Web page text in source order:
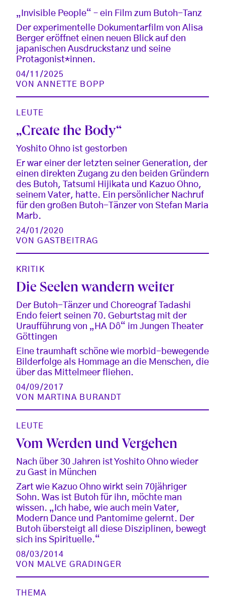
„Invisible People“ – ein Film zum Butoh-Tanz
Der experimentelle Dokumentarfilm von Alisa
Berger eröffnet einen neuen Blick auf den
japanischen Ausdruckstanz und seine
Protagonist*innen.
04/11/2025
VONANNETTE BOPP
LEUTE
„Create the Body“
Yoshito Ohno ist gestorben
Er war einer der letzten seiner Generation, der
einen direkten Zugang zu den beiden Gründern
des Butoh, Tatsumi Hijikata und Kazuo Ohno,
seinem Vater, hatte. Ein persönlicher Nachruf
für den großen Butoh-Tänzer von Stefan Maria
Marb.
24/01/2020
VONGASTBEITRAG
KRITIK
Die Seelen wandern weiter
Der Butoh-Tänzer und Choreograf Tadashi
Endo feiert seinen 70. Geburtstag mit der
Uraufführung von „HA Dô“ im Jungen Theater
Göttingen
Eine traumhaft schöne wie morbid-bewegende
Bilderfolge als Hommage an die Menschen, die
über das Mittelmeer fliehen.
04/09/2017
VON MARTINA BURANDT
LEUTE
Vom Werden und Vergehen
Nach über 30 Jahren ist Yoshito Ohno wieder
zu Gast in München
Zart wie Kazuo Ohno wirkt sein 70jähriger
Sohn. Was ist Butoh für ihn, möchte man
wissen. „Ich habe, wie auch mein Vater,
Modern Dance und Pantomime gelernt. Der
Butoh übersteigt all diese Disziplinen, bewegt
sich ins Spirituelle.“
08/03/2014
VON MALVE GRADINGER
THEMA